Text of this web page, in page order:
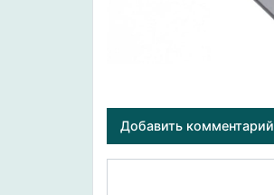
Добавить комментарий